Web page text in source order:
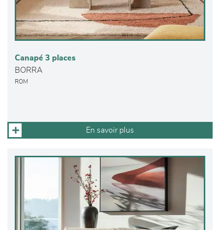
Canapé 3 places
BORRA
ROM
En savoir plus